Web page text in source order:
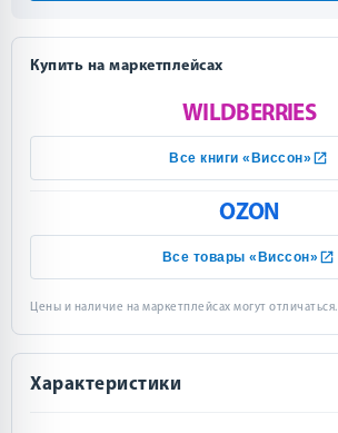
Купить на маркетплейсах
WILDBERRIES
Все книги «Виссон»
OZON
Все товары «Виссон»
Цены и наличие на маркетплейсах могут отличаться.
Характеристики